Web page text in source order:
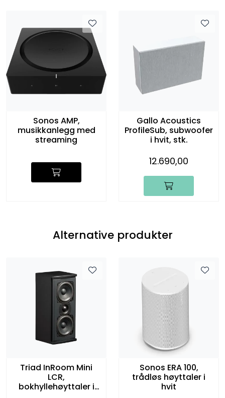
Sonos AMP,
musikkanlegg med
streaming
Gallo Acoustics
ProfileSub, subwoofer
i hvit, stk.
12.690,00
Alternative produkter
Triad InRoom Mini
LCR,
bokhyllehøyttaler i
Sonos ERA 100,
trådløs høyttaler i
hvit